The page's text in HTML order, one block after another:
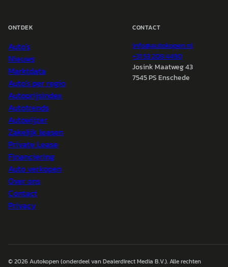
ONTDEK
Auto's
Nieuws
Marktdata
Auto's per regio
Autoprijsindex
Autotrends
Autowijzer
Zakelijk leasen
Private Lease
Financiering
Auto verkopen
Over ons
Contact
Privacy
CONTACT
info@autokopen.nl
+31 53 208 4490
Josink Maatweg 43
7545 PS Enschede
© 2026Autokopen(onderdeel van Dealerdirect Media B.V.). Alle rechten